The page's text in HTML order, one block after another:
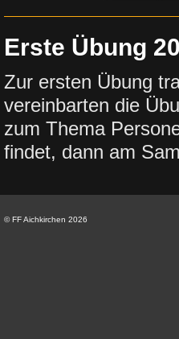
Erste Übung
Zur ersten Übung
vereinbarten die
zum Thema
findet, dann am
© FF Aichkirchen 2026